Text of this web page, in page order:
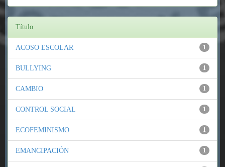
Título
1
ACOSO ESCOLAR
1
BULLYING
1
CAMBIO
1
CONTROL SOCIAL
1
ECOFEMINISMO
1
EMANCIPACIÓN